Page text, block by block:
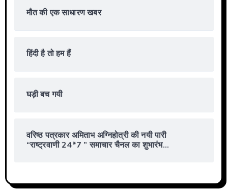
मौत की एक साधारण खबर
हिंदी है तो हम हैं
घड़ी बच गयी
वरिष्ठ पत्रकार अमिताभ अग्निहोत्री की नयी पारी
“राष्ट्रवाणी 24*7 ” समाचार चैनल का शुभारंभ…